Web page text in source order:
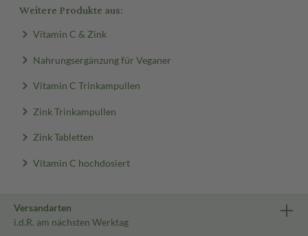
Weitere Produkte aus:
Vitamin C & Zink
Nahrungsergänzung für Veganer
Vitamin C Trinkampullen
Zink Trinkampullen
Zink Tabletten
Vitamin C hochdosiert
Versandarten
i.d.R. am nächsten Werktag